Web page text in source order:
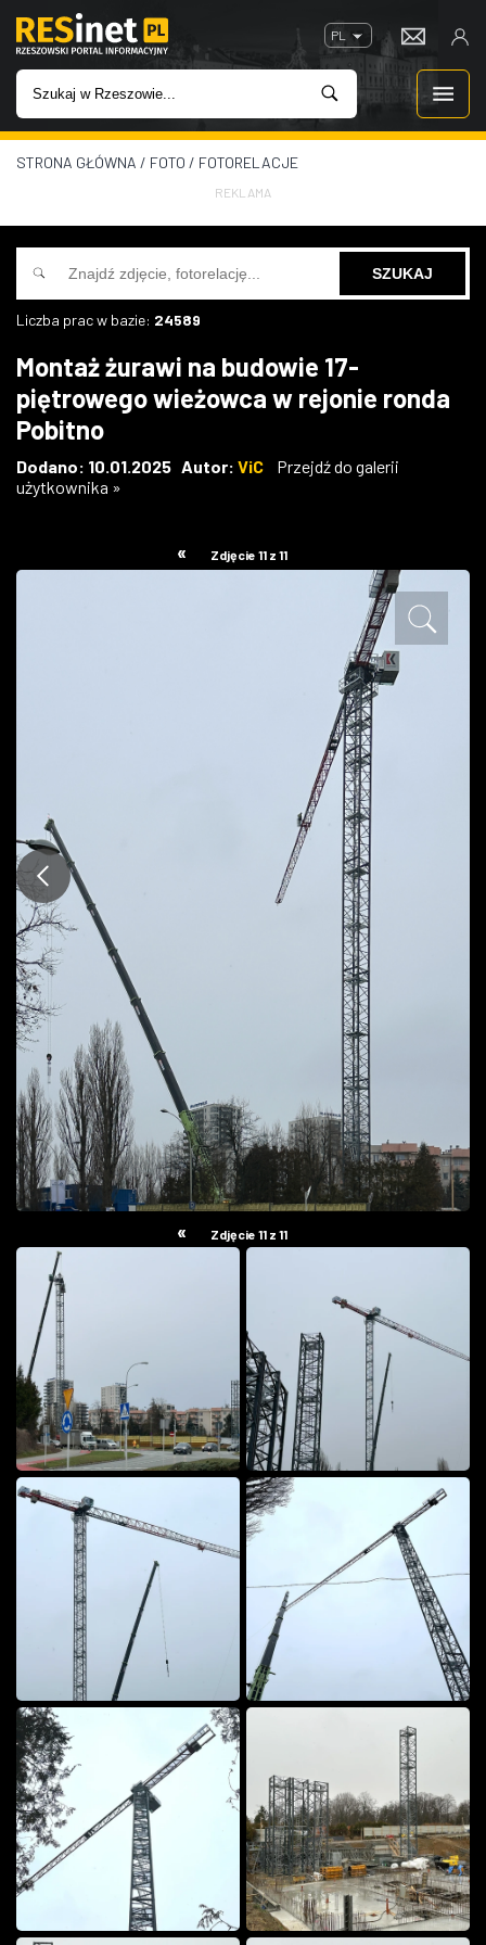
PL
WIADOMOŚCI
INWESTYCJE
IMPREZY
W KINACH
GASTRONOMIA
W RZESZOWIE
STRONA GŁÓWNA / FOTO / FOTORELACJE
REKLAMA
Liczba prac w bazie: 24589
Montaż żurawi na budowie 17-
piętrowego wieżowca w rejonie ronda
Pobitno
Dodano: 10.01.2025 Autor: ViC
Przejdź do galerii
użytkownika »
« Zdjęcie 11 z 11
« Zdjęcie 11 z 11